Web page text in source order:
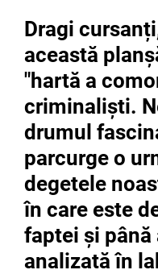
Dragi
această
"hartă a
criminaliști.
drumul
parcurge o
degetele
în care este
faptei și până
analizată în